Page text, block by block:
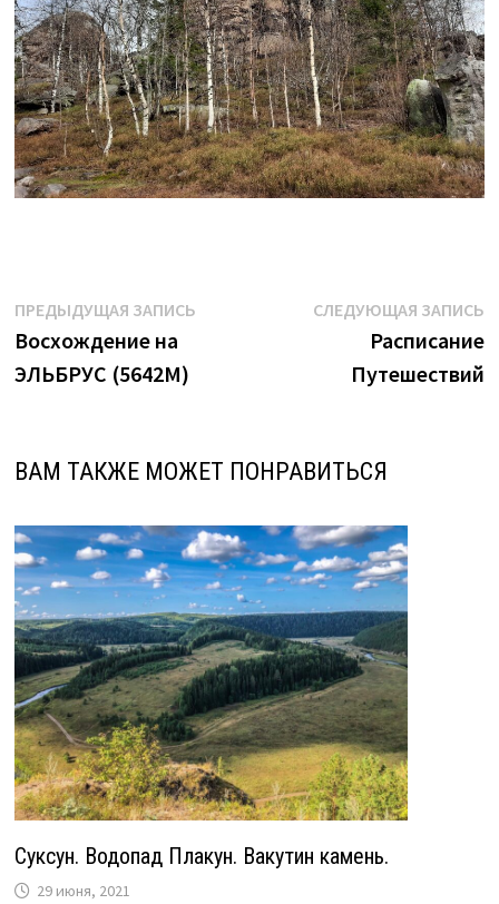
Навигация
по
записям
ПРЕДЫДУЩАЯ ЗАПИСЬПредыдущая
Восхождение на
ЭЛЬБРУС (5642М)
СЛЕДУЮЩАЯ ЗАПИСЬ
Расписание
Путешествий
ВАМ ТАКЖЕ МОЖЕТ ПОНРАВИТЬСЯ
Суксун. Водопад Плакун. Вакутин камень.
29 июня, 2021